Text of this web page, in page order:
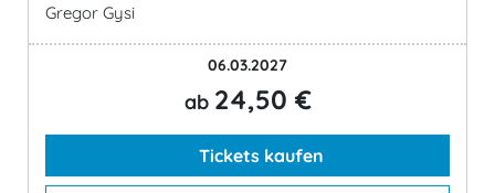
Gregor Gysi
06.03.2027
ab 24,50 €
Tickets kaufen